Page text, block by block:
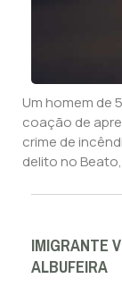
Um homem de
coação de
crime de
delito no
IMIGRANTE
ALBUFEIRA